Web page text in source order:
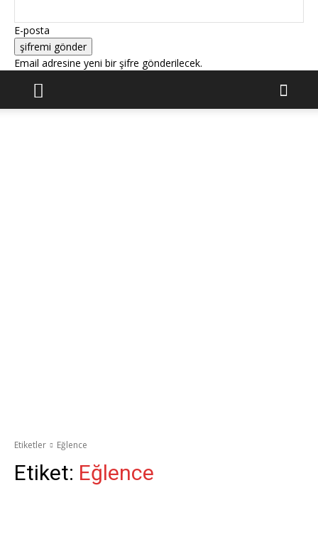
E-posta
Email adresine yeni bir şifre gönderilecek.
Etiketler Eğlence
Etiket: Eğlence